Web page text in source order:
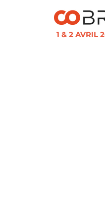
1 & 2 AVRIL